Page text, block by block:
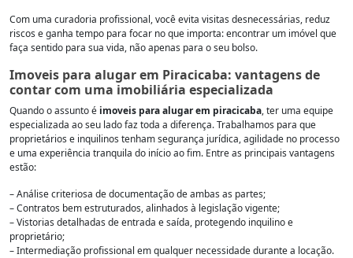
Com uma curadoria profissional, você evita visitas desnecessárias, reduz
riscos e ganha tempo para focar no que importa: encontrar um imóvel que
faça sentido para sua vida, não apenas para o seu bolso.
Imoveis para alugar em Piracicaba: vantagens de
contar com uma imobiliária especializada
Quando o assunto é imoveis para alugar em piracicaba, ter uma equipe
especializada ao seu lado faz toda a diferença. Trabalhamos para que
proprietários e inquilinos tenham segurança jurídica, agilidade no processo
e uma experiência tranquila do início ao fim. Entre as principais vantagens
estão:
– Análise criteriosa de documentação de ambas as partes;
– Contratos bem estruturados, alinhados à legislação vigente;
– Vistorias detalhadas de entrada e saída, protegendo inquilino e
proprietário;
– Intermediação profissional em qualquer necessidade durante a locação.